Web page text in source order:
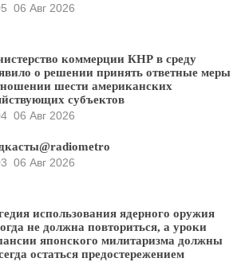
06 Авг 2026
коммерции КНР в среду
о решении принять ответные меры
шести американских
субъектов
06 Авг 2026
06 Авг 2026
использования ядерного оружия
не должна повториться, а уроки
японского милитаризма должны
остаться предостережением